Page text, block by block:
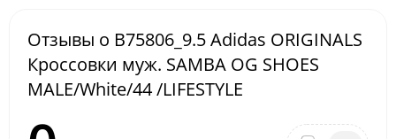
Отзывы о B75806_9.5 Adidas ORIGINALS
Кроссовки муж. SAMBA OG SHOES
MALE/White/44 /LIFESTYLE